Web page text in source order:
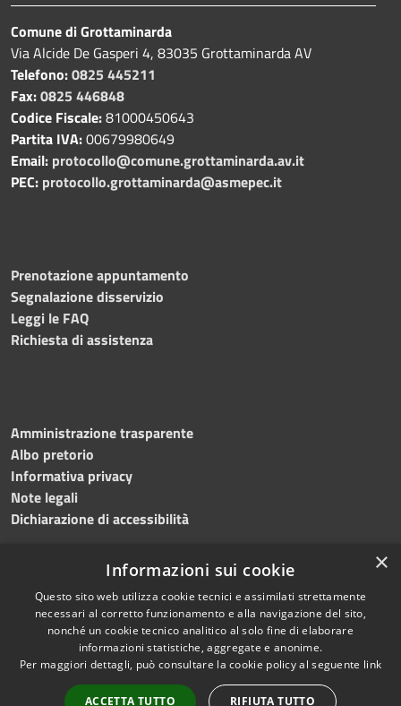
Comune di Grottaminarda
Via Alcide De Gasperi 4, 83035 Grottaminarda AV
Telefono:0825 445211
Fax:0825 446848
Codice Fiscale:81000450643
Partita IVA:00679980649
Email: protocollo@comune.grottaminarda.av.it
PEC: protocollo.grottaminarda@asmepec.it
Prenotazione appuntamento
Segnalazione disservizio
Leggi le FAQ
Richiesta di assistenza
Amministrazione trasparente
Albo pretorio
Informativa privacy
Note legali
Dichiarazione di accessibilità
RSS
Accessibilità
Cookie
Mappa del sito
Copyright © 2024 •
Comune diGrottaminarda
• Powered byMunicipium
•Redazione
×
Informazioni sui cookie
Questo sito web utilizza cookie tecnici e assimilati strettamente
necessari al corretto funzionamento e alla navigazione del sito,
nonché un cookie tecnico analitico al solo fine di elaborare
informazioni statistiche, aggregate e anonime.
Per maggiori dettagli, può consultare la cookie policy al seguente link
ACCETTA TUTTO RIFIUTA TUTTO